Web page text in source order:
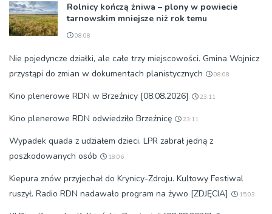
Rolnicy kończą żniwa – plony w powiecie
tarnowskim mniejsze niż rok temu
08:08
Nie pojedyncze działki, ale całe trzy miejscowości. Gmina Wojnicz
przystąpi do zmian w dokumentach planistycznych
08:08
Kino plenerowe RDN w Brzeźnicy [08.08.2026] 23:11
Kino plenerowe RDN odwiedziło Brzeźnicę 23:11
Wypadek quada z udziałem dzieci. LPR zabrał jedną z
poszkodowanych osób
18:06
Kiepura znów przyjechał do Krynicy-Zdroju. Kultowy Festiwal
ruszył. Radio RDN nadawało program na żywo [ZDJĘCIA]
15:03